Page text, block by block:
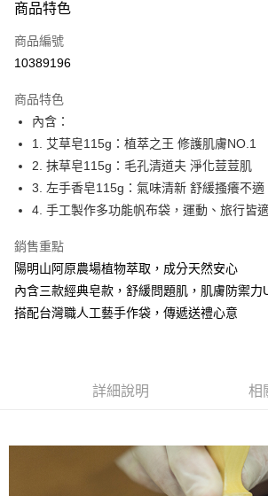
信用卡一次付款
LINE Pay
街口支付
悠遊付
全盈+PAY
大哥付你分期
相關說明
1.本服務由台灣大哥大提供，台灣大哥大用戶可立即
2.付款方式選擇「大哥付你分期」，訂單成立後會自
流程，驗證手機門號後，選擇欲分期的期數、繳款截
成交易。
法說明評估內容。
【繳款方式說明】
2.透過簡訊連結打開帳單後，可選擇「超商條碼／
帳／街口支付／iPASS MONEY」等通路繳費。
AFTEE先享後付
相關說明
【關於「AFTEE先享後付」】
３．安心：先確認商品／服務後，再付款。
結帳頁面，進行簡訊認證並確認金額後，即可完成結
２．訂單成立數日內，您將收到繳費通知簡訊。
３．收到繳費通知簡訊後14天內，點擊此簡訊中的
⭕超取僅提供付款後全家取貨
❌未開放，選取系統將直接取消訂單❌
商品特色
商品編號
10389196
商品特色
內含：
1. 艾草皂115g：植萃之王 修護肌膚NO.1
2. 抹草皂115g：毛孔清道夫 淨化荳荳肌
3. 左手香皂115g：氣味清新 舒緩搔癢不適
4. 手工製作多功能帆布袋，運動、旅行皆
銷售重點
陽明山阿原農場植物萃取，成分天然安心
內含三款經典皂款，舒緩問題肌，肌膚防禦力
搭配台灣職人工藝手作袋，傳遞送禮心意
詳細說明 相